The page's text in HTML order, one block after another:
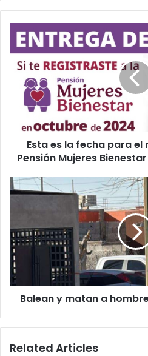
Esta
la
fecha
para
nuevo
Pensión
Bienestar
que
mil
pesos
Esta es la fecha para
Pensión Mujeres
Balean
y
hombre
en
plena
vía
pública
Balean y matan a
Related Articles